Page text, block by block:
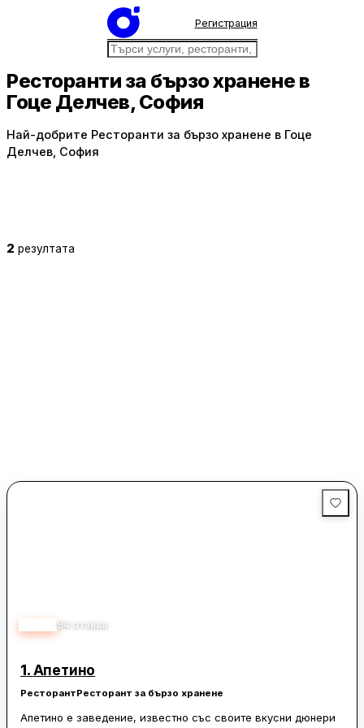
Регистрация
Ресторанти за бързо хранене в
Гоце Делчев, София
Най-добрите Ресторанти за бързо хранене в Гоце
Делчев, София
2 резултата
94 отзива
1. Апетино
РесторантРесторант за бързо хранене
Апетино е заведение, известно със своите вкусни дюнери